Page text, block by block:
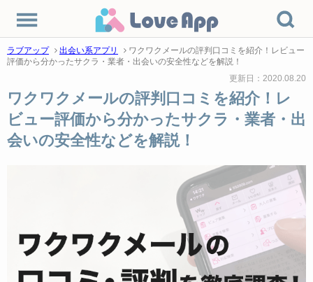
ラブアップ 出会い系アプリ
ワクワクメールの評判口コミを紹介！レビュー
評価から分かったサクラ・業者・出会いの安全性などを解説！
更新日：2020.08.20
ワクワクメールの評判口コミを紹介！レ
ビュー評価から分かったサクラ・業者・出
会いの安全性などを解説！